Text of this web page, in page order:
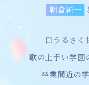
朝倉純一
口うるさく
歌の上手い学園
卒業間近の